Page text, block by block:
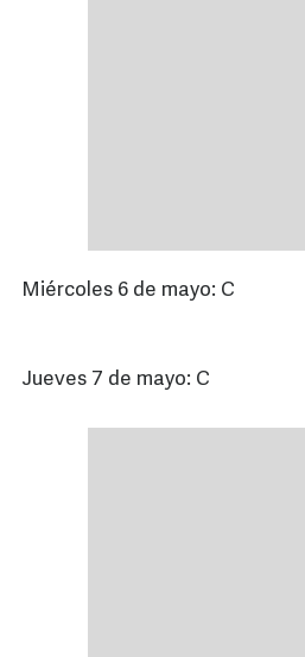
Miércoles 6 de mayo: C
Jueves 7 de mayo: C